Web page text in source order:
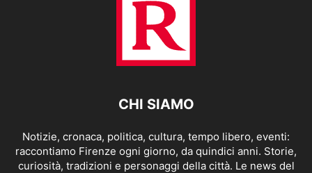
CHI SIAMO
Notizie, cronaca, politica, cultura, tempo libero, eventi:
raccontiamo Firenze ogni giorno, da quindici anni. Storie,
curiosità, tradizioni e personaggi della città. Le news del